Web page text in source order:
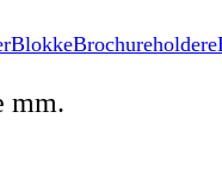
BlokkeBrochureholdere
mm.